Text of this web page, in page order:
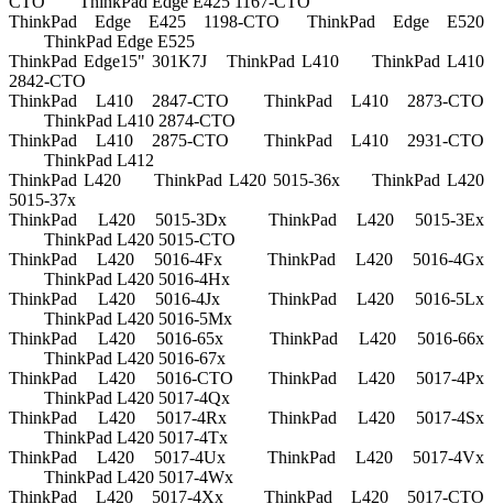
ThinkPad Edge E425 1198-CTO
ThinkPad Edge E520
ThinkPad Edge E525
ThinkPad Edge15" 301K7J
ThinkPad L410
ThinkPad L410
2842-CTO
ThinkPad L410 2847-CTO
ThinkPad L410 2873-CTO
ThinkPad L410 2874-CTO
ThinkPad L410 2875-CTO
ThinkPad L410 2931-CTO
ThinkPad L412
ThinkPad L420
ThinkPad L420 5015-36x
ThinkPad L420
5015-37x
ThinkPad L420 5015-3Dx
ThinkPad L420 5015-3Ex
ThinkPad L420 5015-CTO
ThinkPad L420 5016-4Fx
ThinkPad L420 5016-4Gx
ThinkPad L420 5016-4Hx
ThinkPad L420 5016-4Jx
ThinkPad L420 5016-5Lx
ThinkPad L420 5016-5Mx
ThinkPad L420 5016-65x
ThinkPad L420 5016-66x
ThinkPad L420 5016-67x
ThinkPad L420 5016-CTO
ThinkPad L420 5017-4Px
ThinkPad L420 5017-4Qx
ThinkPad L420 5017-4Rx
ThinkPad L420 5017-4Sx
ThinkPad L420 5017-4Tx
ThinkPad L420 5017-4Ux
ThinkPad L420 5017-4Vx
ThinkPad L420 5017-4Wx
ThinkPad L420 5017-4Xx
ThinkPad L420 5017-CTO